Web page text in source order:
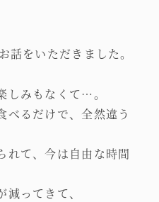
話をいただきました。
しみもなくて…。
べるだけで、全然違う
れて、今は自由な時間
ってきて、